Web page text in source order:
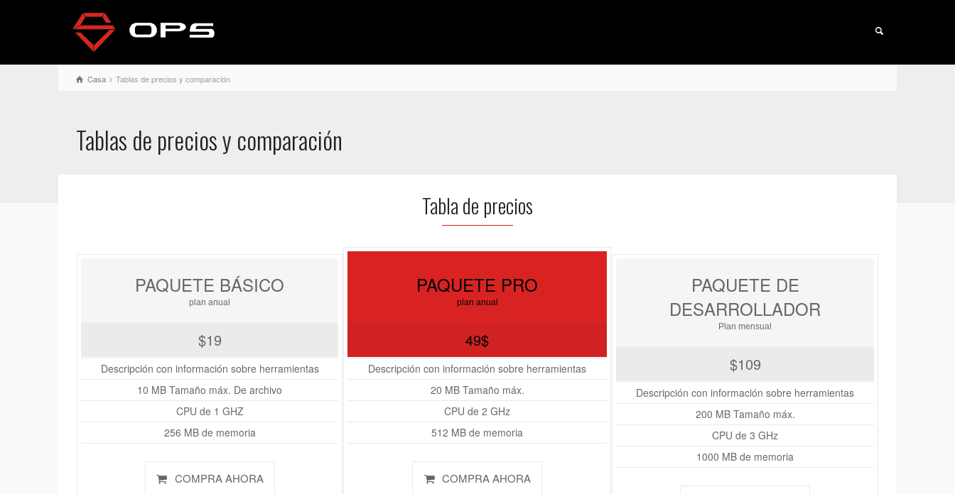
Casa Tablas de precios y comparación
Tablas de precios y comparación
Tabla de precios
PAQUETE BÁSICO
plan anual
$19
Descripción con información sobre herramientas
10 MB Tamaño máx. De archivo
CPU de 1 GHZ
256 MB de memoria
COMPRA AHORA
PAQUETE PRO
plan anual
49$
Descripción con información sobre herramientas
20 MB Tamaño máx.
CPU de 2 GHz
512 MB de memoria
COMPRA AHORA
PAQUETE DE
DESARROLLADOR
Plan mensual
$109
Descripción con información sobre herramientas
200 MB Tamaño máx.
CPU de 3 GHz
1000 MB de memoria